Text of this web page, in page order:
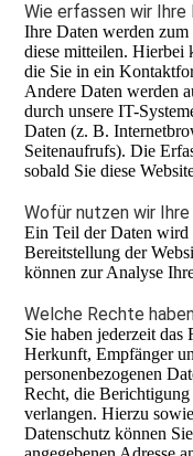
Wie erfassen wir Ihre
Ihre Daten werden zum
diese mitteilen. Hierbei
die Sie in ein
Andere Daten werden
durch unsere IT-
Daten (z. B.
Seitenaufrufs). Die
sobald Sie diese
Wofür nutzen wir
Ein Teil der Daten wird
Bereitstellung der
können zur Analyse
Welche Rechte
Sie haben jederzeit
Herkunft, Empfänger
personenbezogenen
Recht, die
verlangen. Hierzu
Datenschutz können